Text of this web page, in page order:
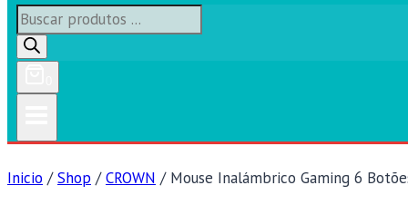
Búsqueda
de
productos
Inicio / Shop / CROWN / Mouse Inalámbrico Gaming 6